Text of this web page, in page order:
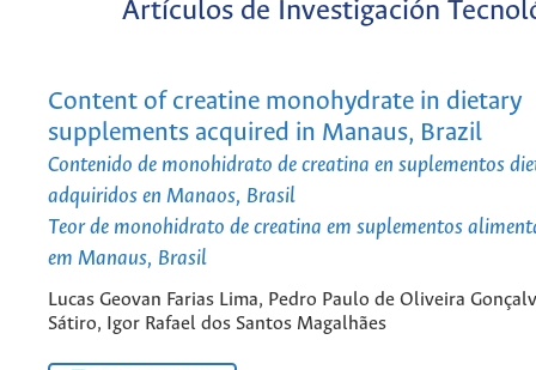
Artículos de Investigación
Content of creatine monohydrate in dietary
supplements acquired in Manaus, Brazil
Contenido de monohidrato de creatina en suplementos
adquiridos en Manaos, Brasil
Teor de monohidrato de creatina em suplementos
em Manaus, Brasil
Lucas Geovan Farias Lima, Pedro Paulo de Oliveira
Sátiro, Igor Rafael dos Santos Magalhães